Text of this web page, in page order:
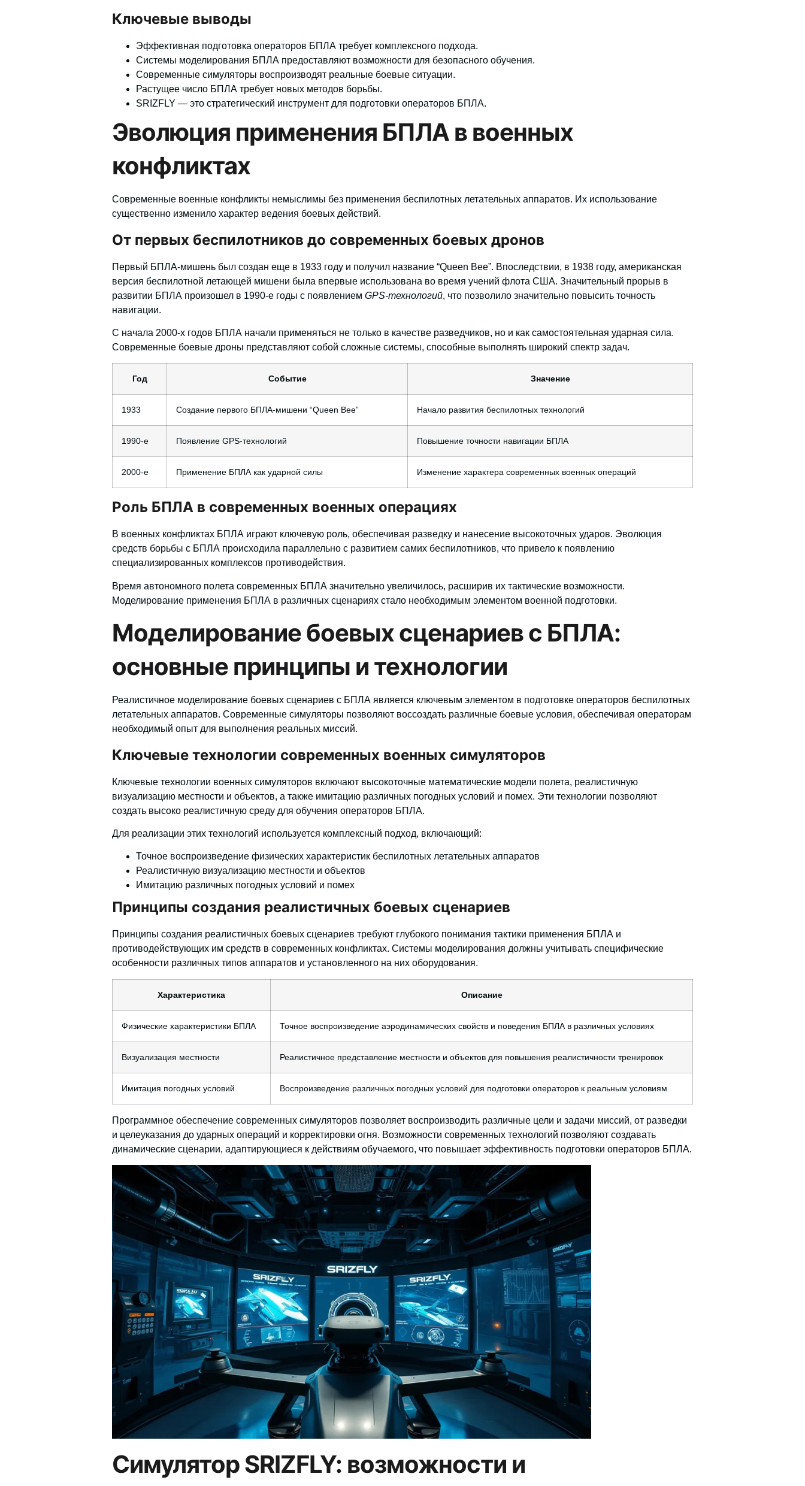
Ключевые выводы
Эффективная подготовка операторов БПЛА требует комплексного подхода.
Системы моделирования БПЛА предоставляют возможности для безопасного обучения.
Современные симуляторы воспроизводят реальные боевые ситуации.
Растущее число БПЛА требует новых методов борьбы.
SRIZFLY — это стратегический инструмент для подготовки операторов БПЛА.
Эволюция применения БПЛА в военных
конфликтах
Современные военные конфликты немыслимы без применения беспилотных летательных аппаратов. Их использование
существенно изменило характер ведения боевых действий.
От первых беспилотников до современных боевых дронов
Первый БПЛА-мишень был создан еще в 1933 году и получил название “Queen Bee”. Впоследствии, в 1938 году, американская
версия беспилотной летающей мишени была впервые использована во время учений флота США. Значительный прорыв в
развитии БПЛА произошел в 1990-е годы с появлением GPS-технологий, что позволило значительно повысить точность
навигации.
С начала 2000-х годов БПЛА начали применяться не только в качестве разведчиков, но и как самостоятельная ударная сила.
Современные боевые дроны представляют собой сложные системы, способные выполнять широкий спектр задач.
Год Событие Значение
1933 Создание первого БПЛА-мишени “Queen Bee” Начало развития беспилотных технологий
1990-е Появление GPS-технологий Повышение точности навигации БПЛА
2000-е Применение БПЛА как ударной силы Изменение характера современных военных операций
Роль БПЛА в современных военных операциях
В военных конфликтах БПЛА играют ключевую роль, обеспечивая разведку и нанесение высокоточных ударов. Эволюция
средств борьбы с БПЛА происходила параллельно с развитием самих беспилотников, что привело к появлению
специализированных комплексов противодействия.
Время автономного полета современных БПЛА значительно увеличилось, расширив их тактические возможности.
Моделирование применения БПЛА в различных сценариях стало необходимым элементом военной подготовки.
Моделирование боевых сценариев с БПЛА:
основные принципы и технологии
Реалистичное моделирование боевых сценариев с БПЛА является ключевым элементом в подготовке операторов беспилотных
летательных аппаратов. Современные симуляторы позволяют воссоздать различные боевые условия, обеспечивая операторам
необходимый опыт для выполнения реальных миссий.
Ключевые технологии современных военных симуляторов
Ключевые технологии военных симуляторов включают высокоточные математические модели полета, реалистичную
визуализацию местности и объектов, а также имитацию различных погодных условий и помех. Эти технологии позволяют
создать высоко реалистичную среду для обучения операторов БПЛА.
Для реализации этих технологий используется комплексный подход, включающий:
Точное воспроизведение физических характеристик беспилотных летательных аппаратов
Реалистичную визуализацию местности и объектов
Имитацию различных погодных условий и помех
Принципы создания реалистичных боевых сценариев
Принципы создания реалистичных боевых сценариев требуют глубокого понимания тактики применения БПЛА и
противодействующих им средств в современных конфликтах. Системы моделирования должны учитывать специфические
особенности различных типов аппаратов и установленного на них оборудования.
Характеристика Описание
Физические характеристики БПЛА Точное воспроизведение аэродинамических свойств и поведения БПЛА в различных условиях
Визуализация местности Реалистичное представление местности и объектов для повышения реалистичности тренировок
Имитация погодных условий Воспроизведение различных погодных условий для подготовки операторов к реальным условиям
Программное обеспечение современных симуляторов позволяет воспроизводить различные цели и задачи миссий, от разведки
и целеуказания до ударных операций и корректировки огня. Возможности современных технологий позволяют создавать
динамические сценарии, адаптирующиеся к действиям обучаемого, что повышает эффективность подготовки операторов БПЛА.
Симулятор SRIZFLY: возможности и